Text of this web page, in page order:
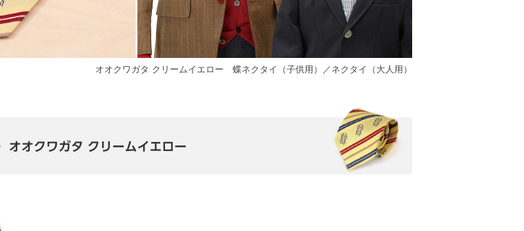
オオクワガタ クリームイエロー 蝶ネクタイ（子供用）／ネクタイ（大人用）